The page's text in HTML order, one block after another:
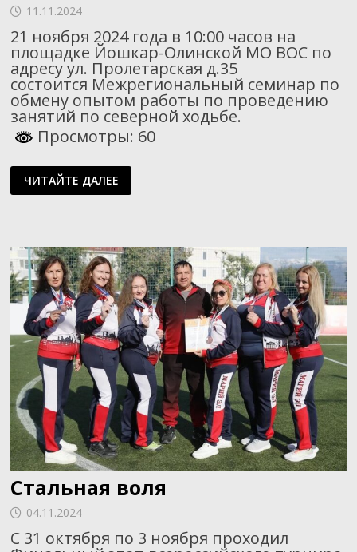
11.11.2024
21 ноября 2024 года в 10:00 часов на
площадке Йошкар-Олинской МО ВОС по
адресу ул. Пролетарская д.35
состоится Межрегиональный семинар по
обмену опытом работы по проведению
занятий по северной ходьбе.
Просмотры: 60
СЕМИНАР
О
СЕВЕРНОЙ
ЧИТАЙТЕ ДАЛЕЕ
Стальная воля
04.11.2024
С 31 октября по 3 ноября проходил